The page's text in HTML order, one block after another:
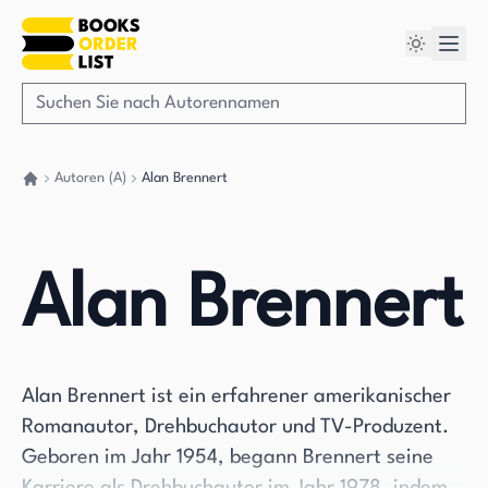
Autoren (A) Alan Brennert
Alan Brennert
Alan Brennert ist ein erfahrener amerikanischer
Romanautor, Drehbuchautor und TV-Produzent.
Geboren im Jahr 1954, begann Brennert seine